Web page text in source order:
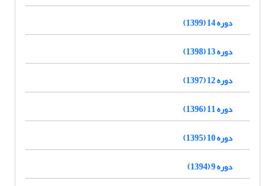
دوره 14 (1399)
دوره 13 (1398)
دوره 12 (1397)
دوره 11 (1396)
دوره 10 (1395)
دوره 9 (1394)